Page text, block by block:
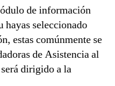
de información
hayas seleccionado
estas comúnmente se
de Asistencia al
dirigido a la